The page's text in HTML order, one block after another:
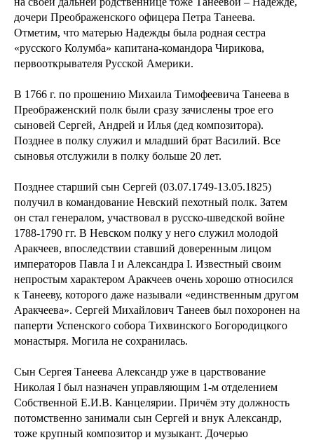
дочери Преображенского офицера Петра Танеева.
Отметим, что матерью Надежды была родная сестра
«русского Колумба» капитана-командора Чирикова,
первооткрывателя Русской Америки.
В 1766 г. по прошению Михаила Тимофеевича Танеева в
Преображенский полк были сразу зачислены трое его
сыновей Сергей, Андрей и Илья (дед композитора).
Позднее в полку служил и младший брат Василий. Все
сыновья отслужили в полку больше 20 лет.
Позднее старший сын Сергей (03.07.1749-13.05.1825)
получил в командование Невский пехотный полк. Затем
он стал генералом, участвовал в русско-шведской войне
1788-1790 гг. В Невском полку у него служил молодой
Аракчеев, впоследствии ставший доверенным лицом
императоров Павла I и Александра I. Известный своим
непростым характером Аракчеев очень хорошо относился
к Танееву, которого даже называли «единственным другом
Аракчеева». Сергей Михайлович Танеев был похоронен на
паперти Успенского собора Тихвинского Богородицкого
монастыря. Могила не сохранилась.
Сын Сергея Танеева Александр уже в царствование
Николая I был назначен управляющим 1-м отделением
Собственной Е.И.В. Канцелярии. Причём эту должность
потомственно занимали сын Сергей и внук Александр,
тоже крупный композитор и музыкант. Дочерью